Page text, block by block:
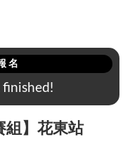
名
組】花東站